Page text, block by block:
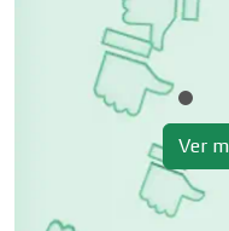
Cibercafés
Clínicas de
Ver